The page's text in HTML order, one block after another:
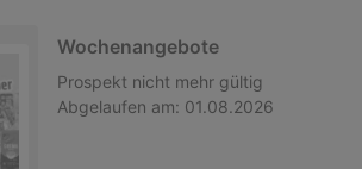
Wochenangebote
Prospekt nicht mehr gültig
Abgelaufen am: 01.08.2026